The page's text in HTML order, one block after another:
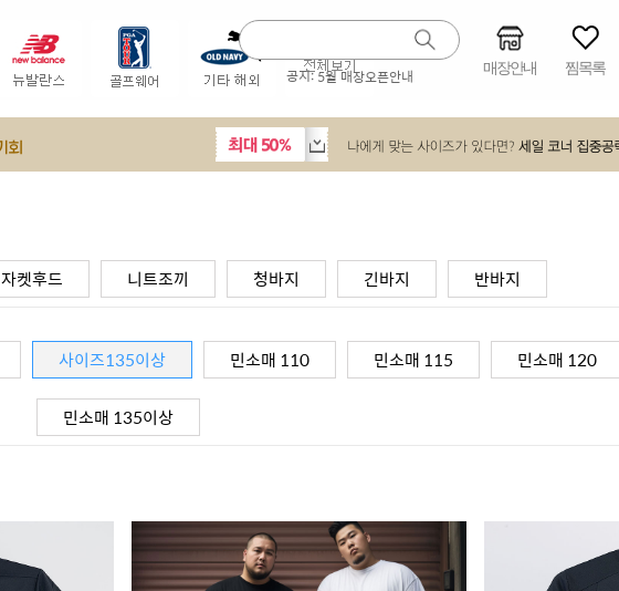
공지:5월 매장오픈안내 매장안내 찜목록
자켓후드 니트조끼 청바지 긴바지 반바지
사이즈135이상 민소매 110 민소매 115 민소매 120
민소매 135이상